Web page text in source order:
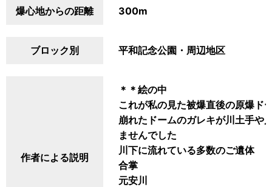
爆心地からの距離 300m
ブロック別 平和記念公園・周辺地区
作者による説明
＊＊絵の中
これが私の見た被爆直後の原爆ド
崩れたドームのガレキが川土手や
ませんでした
川下に流れている多数のご遺体
合掌
元安川